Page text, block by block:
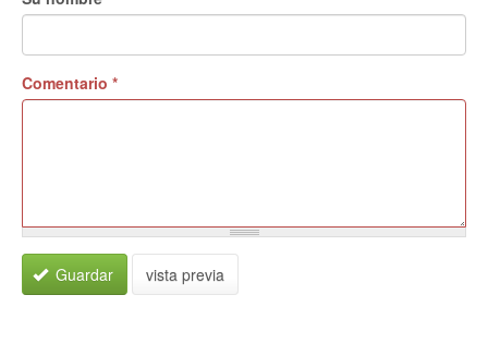
Comentario *
Guardar vista previa